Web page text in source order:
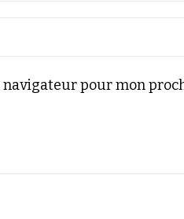
pour mon